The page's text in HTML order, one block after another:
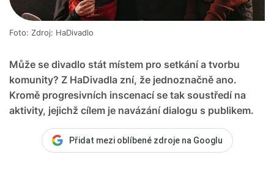
Může se divadlo stát místem pro setkání a tvorbu
komunity? Z HaDivadla zní, že jednoznačně ano.
Kromě progresivních inscenací se tak soustředí na
aktivity, jejichž cílem je navázání dialogu s publikem.
Foto: Zdroj: HaDivadlo
Přidat mezi oblíbené zdroje na Googlu